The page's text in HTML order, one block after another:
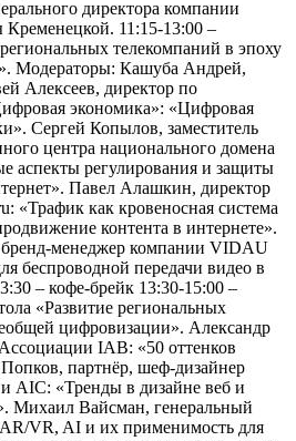
директора компании
11:15-13:00 –
телекомпаний в эпоху
Модераторы: Кашуба Андрей,
Алексеев, директор по
экономика»: «Цифровая
Сергей Копылов, заместитель
центра национального домена
аспекты регулирования и защиты
Павел Алашкин, директор
«Трафик как кровеносная система
контента в интернете».
менеджер компании VIDAU
беспроводной передачи видео в
– кофе-брейк 13:30-15:00 –
«Развитие региональных
цифровизации». Александр
IAB: «50 оттенков
партнёр, шеф-дизайнер
AIC: «Тренды в дизайне веб и
Михаил Вайсман, генеральный
VR, AI и их применимость для